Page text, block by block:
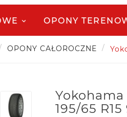
OPONY
OPONY CAŁOROCZNE
Yokohama
195/65 R15